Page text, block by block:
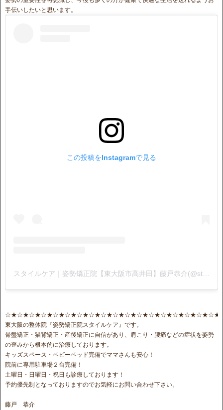
手伝いしたいと思います。
この投稿をInstagramで見る
東大阪の整体院『姿勢矯正院スタイルケア』です。
骨盤矯正・猫背矯正・産後矯正に自信があり、肩こり・腰痛などの症状を姿勢
の歪みから根本的に治療しております。
キッズスペース・ベビーベッド完備でママさんも安心！
院前に専用駐車場２台完備！
土曜日・日曜日・祝日も診療しております！
予約優先制となっておりますのでお気軽にお問い合わせ下さい。
藤戸 恭介